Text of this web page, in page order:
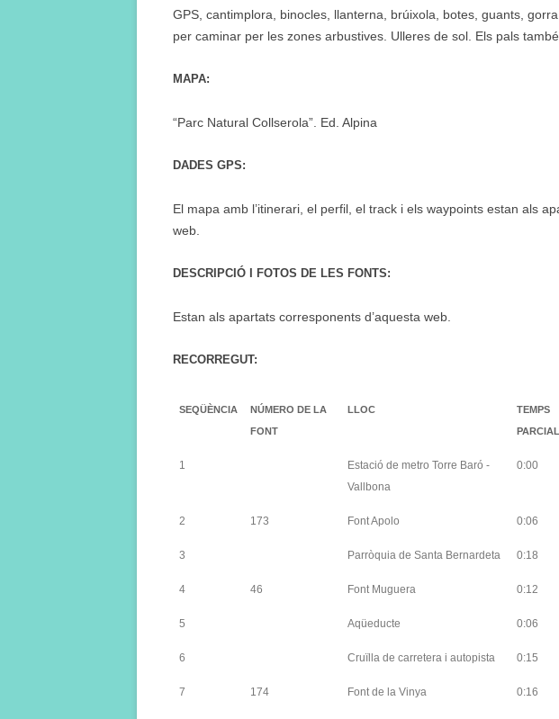
GPS, cantimplora, binocles, llanterna, brúixola, botes, guants,
per caminar per les zones arbustives. Ulleres de sol. Els pals
MAPA:
“Parc Natural Collserola”. Ed. Alpina
DADES GPS:
El mapa amb l’itinerari, el perfil, el track i els waypoints estan als
web.
DESCRIPCIÓ I FOTOS DE LES FONTS:
Estan als apartats corresponents d’aquesta web.
RECORREGUT:
SEQÜÈNCIA
NÚMERO DE LA
FONT
LLOC
TEMPS
PARCIAL
1
Estació de metro Torre Baró -
Vallbona
0:00
2 173 Font Apolo 0:06
3 Parròquia de Santa Bernardeta 0:18
4 46 Font Muguera 0:12
5 Aqüeducte 0:06
6 Cruïlla de carretera i autopista 0:15
7 174 Font de la Vinya 0:16